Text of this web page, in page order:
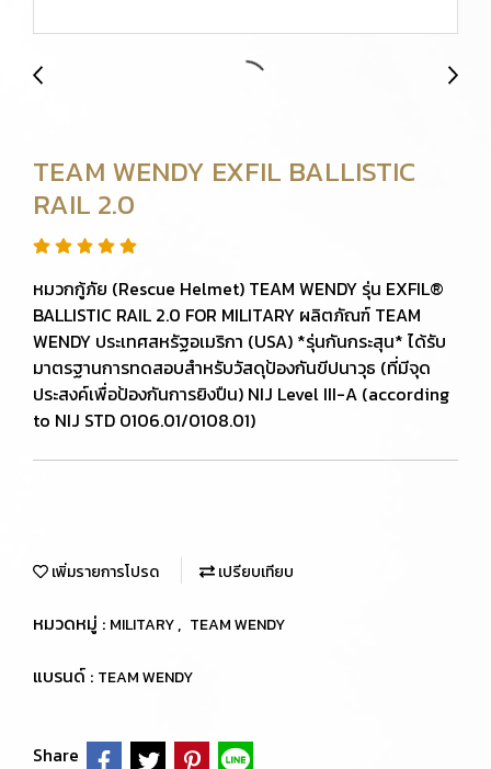
TEAM WENDY EXFIL BALLISTIC
RAIL 2.0
หมวกกู้ภัย (Rescue Helmet) TEAM WENDY รุ่น EXFIL®
BALLISTIC RAIL 2.0 FOR MILITARY ผลิตภัณฑ์ TEAM
WENDY ประเทศสหรัฐอเมริกา (USA) *รุ่นกันกระสุน* ได้รับ
มาตรฐานการทดสอบสำหรับวัสดุป้องกันขีปนาวุธ (ที่มีจุด
ประสงค์เพื่อป้องกันการยิงปืน) NIJ Level III-A (according
to NIJ STD 0106.01/0108.01)
เพิ่มรายการโปรด เปรียบเทียบ
หมวดหมู่ : MILITARY, TEAM WENDY
แบรนด์ : TEAM WENDY
Share